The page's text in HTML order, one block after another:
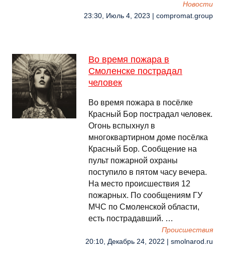
Новости
23:30, Июль 4, 2023 | compromat.group
Во время пожара в
Смоленске пострадал
человек
Во время пожара в посёлке
Красный Бор пострадал человек.
Огонь вспыхнул в
многоквартирном доме посёлка
Красный Бор. Сообщение на
пульт пожарной охраны
поступило в пятом часу вечера.
На место происшествия 12
пожарных. По сообщениям ГУ
МЧС по Смоленской области,
есть пострадавший. …
Происшествия
20:10, Декабрь 24, 2022 | smolnarod.ru